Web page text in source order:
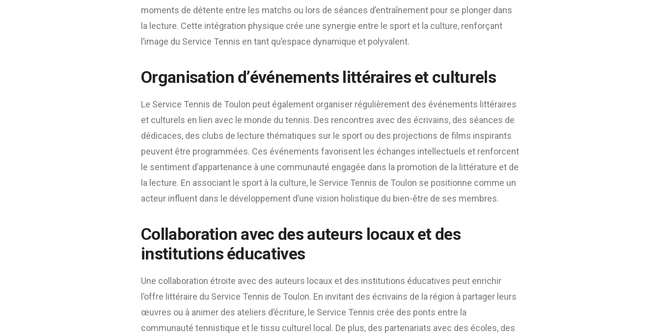
moments de détente entre les matchs ou lors de séances d’entraînement pour se plonger dans
la lecture. Cette intégration physique crée une synergie entre le sport et la culture, renforçant
l’image du Service Tennis en tant qu’espace dynamique et polyvalent.
Organisation d’événements littéraires et culturels
Le Service Tennis de Toulon peut également organiser régulièrement des événements littéraires
et culturels en lien avec le monde du tennis. Des rencontres avec des écrivains, des séances de
dédicaces, des clubs de lecture thématiques sur le sport ou des projections de films inspirants
peuvent être programmées. Ces événements favorisent les échanges intellectuels et renforcent
le sentiment d’appartenance à une communauté engagée dans la promotion de la littérature et de
la lecture. En associant le sport à la culture, le Service Tennis de Toulon se positionne comme un
acteur influent dans le développement d’une vision holistique du bien-être de ses membres.
Collaboration avec des auteurs locaux et des
institutions éducatives
Une collaboration étroite avec des auteurs locaux et des institutions éducatives peut enrichir
l’offre littéraire du Service Tennis de Toulon. En invitant des écrivains de la région à partager leurs
œuvres ou à animer des ateliers d’écriture, le Service Tennis crée des ponts entre la
communauté tennistique et le tissu culturel local. De plus, des partenariats avec des écoles, des